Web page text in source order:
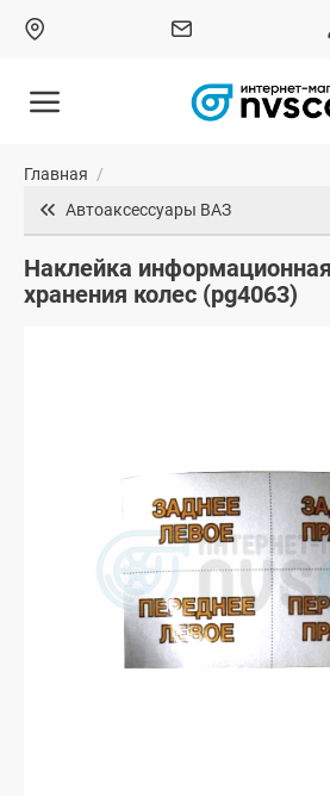
Главная /
Автоаксессуары ВАЗ
Наклейка
хранения колес (pg4063)